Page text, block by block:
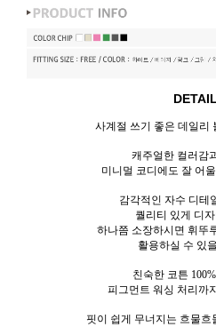
사계절 쓰기 좋은 데일리
캐주얼한 컬러감
미니멀 코디에도 잘 어
감각적인 자수 디테
퀄리티 있게 디
하나쯤 소장하시면 휘뚜
활용하실 수 있
친숙한 코튼
피그먼트 워싱 처리까
핏이 쉽게 무너지는 흐물흐